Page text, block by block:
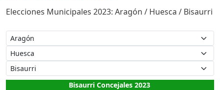
Elecciones Municipales 2023: Aragón / Huesca / Bisaurri
Bisaurri Concejales 2023